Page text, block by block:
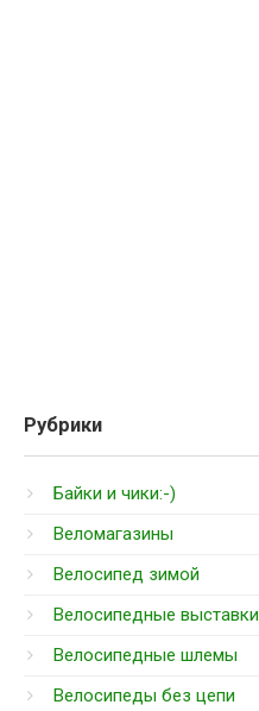
Рубрики
Байки и чики:-)
Веломагазины
Велосипед зимой
Велосипедные выставки
Велосипедные шлемы
Велосипеды без цепи